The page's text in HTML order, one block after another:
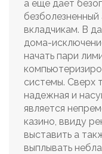
а еще дает
вкладчикам. В
дома-
начать пари
системы. Сверх
надежная и
является
казино, ввиду
выставить а
выплывать